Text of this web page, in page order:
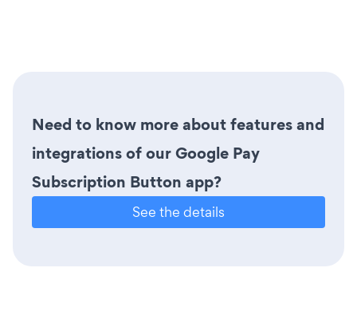
Need to know more about features and
integrations of our Google Pay
Subscription Button app?
See the details